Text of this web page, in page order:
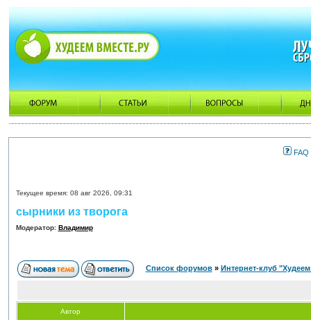
FAQ
Текущее время: 08 авг 2026, 09:31
сырники из творога
Модератор: Владимир
Список форумов» Интернет-клуб
Автор